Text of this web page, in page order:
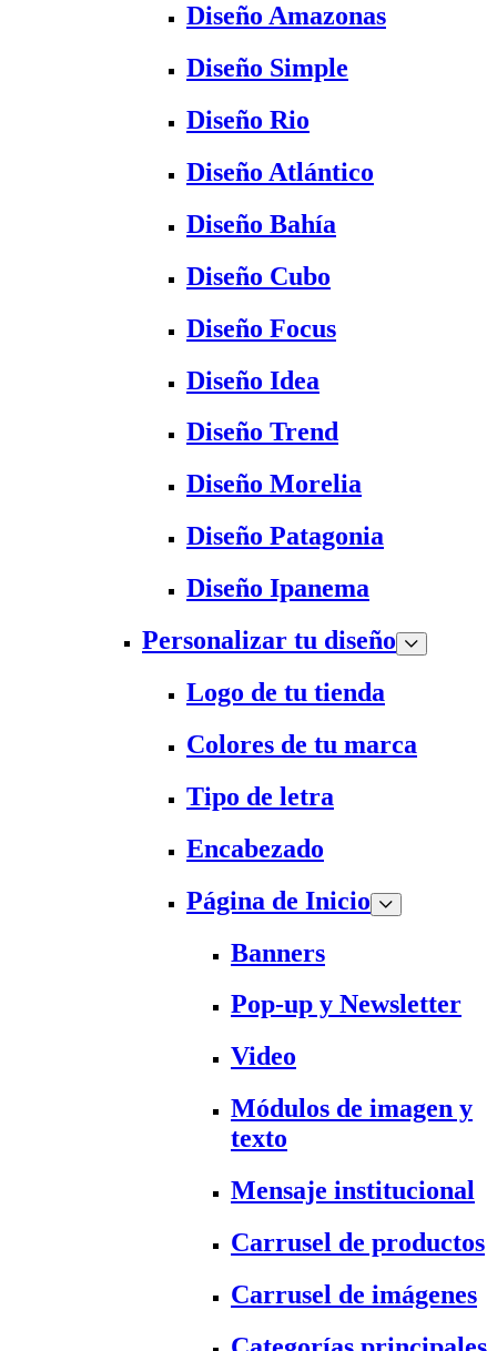
Diseño Amazonas
Diseño Simple
Diseño Rio
Diseño Atlántico
Diseño Bahía
Diseño Cubo
Diseño Focus
Diseño Idea
Diseño Trend
Diseño Morelia
Diseño Patagonia
Diseño Ipanema
Personalizar tu diseño
Logo de tu tienda
Colores de tu marca
Tipo de letra
Encabezado
Página de Inicio
Banners
Pop-up y Newsletter
Video
Módulos de imagen y
texto
Mensaje institucional
Carrusel de productos
Carrusel de imágenes